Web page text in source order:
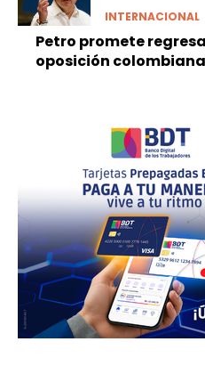
INTERNACIONAL
Petro promete
oposición colombiana